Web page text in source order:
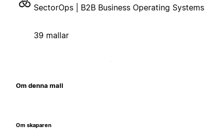
SectorOps | B2B Business Operating Systems
39 mallar
Om denna mall
Om skaparen